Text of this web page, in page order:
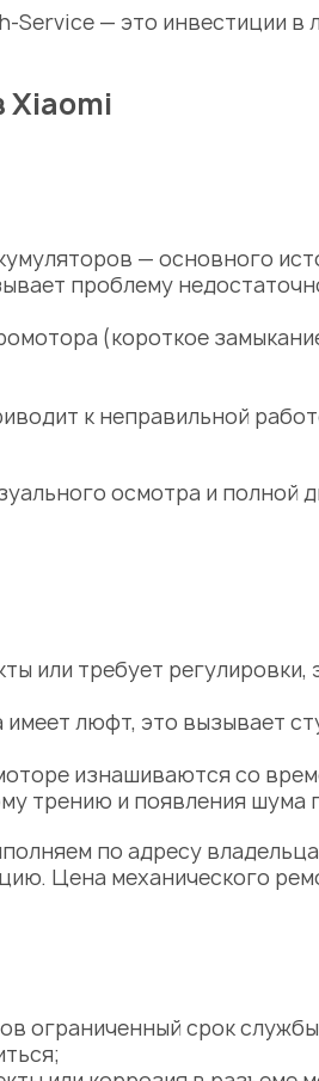
Service — это инвестиции
Xiaomi
— основного
проблему
(короткое
к неправильной
осмотра и полной
или требует
люфт, это вызывает
изнашиваются со
трению и появления шума
по адресу
Цена механического
ограниченный срок